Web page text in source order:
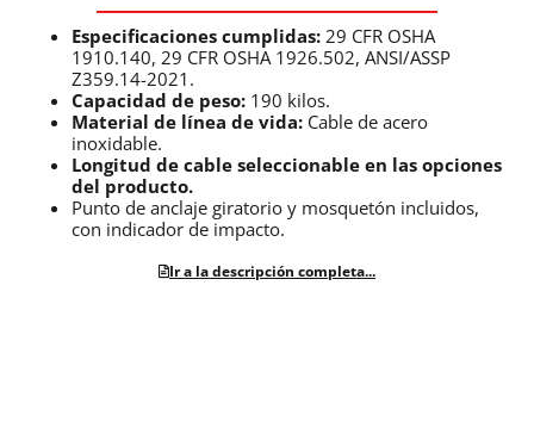
Especificaciones cumplidas: 29 CFR OSHA
1910.140, 29 CFR OSHA 1926.502, ANSI/ASSP
Z359.14-2021.
Capacidad de peso: 190 kilos.
Material de línea de vida: Cable de acero
inoxidable.
Longitud de cable seleccionable en las opciones
del producto.
Punto de anclaje giratorio y mosquetón incluidos,
con indicador de impacto.
Ir a la descripción completa...